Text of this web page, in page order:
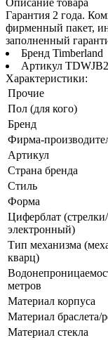
Гарантия 2 года.
фирменный пакет,
заполненный
Бренд Timberland
Артикул
Характеристики:
Прочие
Пол (для кого)
Бренд
Фирма-
Артикул
Страна бренда
Стиль
Форма
Циферблат (стрелки/
электронный)
Тип механизма
кварц)
метров
Материал корпуса
Материал браслета/
Материал стекла